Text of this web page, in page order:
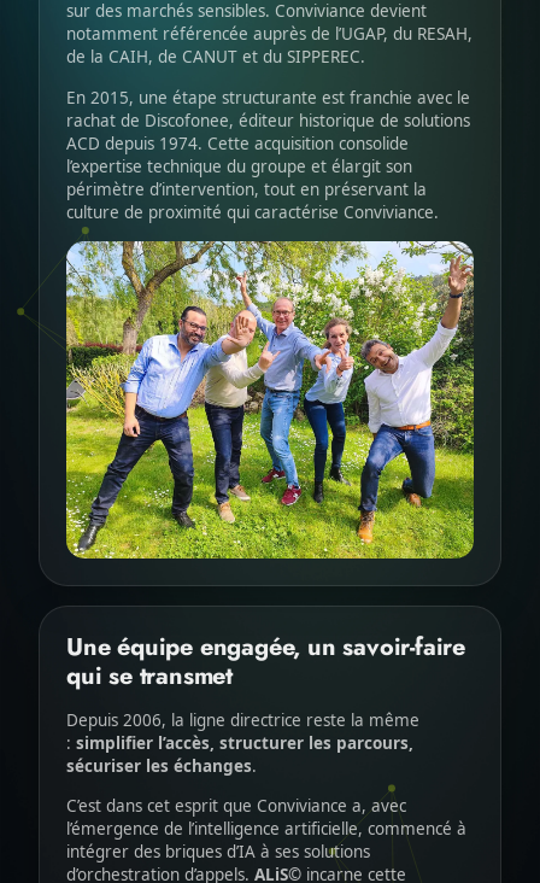
sur des marchés sensibles. Conviviance devient
notamment référencée auprès de l’UGAP, du RESAH,
de la CAIH, de CANUT et du SIPPEREC.
En 2015, une étape structurante est franchie avec le
rachat de Discofonee, éditeur historique de solutions
ACD depuis 1974. Cette acquisition consolide
l’expertise technique du groupe et élargit son
périmètre d’intervention, tout en préservant la
culture de proximité qui caractérise Conviviance.
Une équipe engagée, un savoir-faire
qui se transmet
Depuis 2006, la ligne directrice reste la même
: simplifier l’accès, structurer les parcours,
sécuriser les échanges.
C’est dans cet esprit que Conviviance a, avec
l’émergence de l’intelligence artificielle, commencé à
intégrer des briques d’IA à ses solutions
d’orchestration d’appels. ALiS© incarne cette